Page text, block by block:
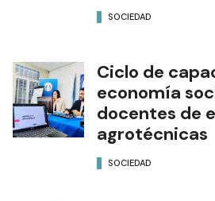
SOCIEDAD
Ciclo de
economía
docentes de
agrotécnicas
SOCIEDAD